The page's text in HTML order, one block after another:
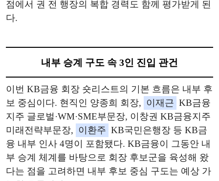
점에서 권 전 행장의 복합 경력도 함께 평가받게 된
다.
내부 승계 구도 속 3인 진입 관건
이번 KB금융 회장 숏리스트의 기본 흐름은 내부 후
보 중심이다. 현직인 양종희 회장, 이재근 KB금융
지주 글로벌·WM·SME부문장, 이창권 KB금융지주
미래전략부문장, 이환주 KB국민은행장 등 KB금
융 내부 인사 4명이 포함됐다. KB금융이 그동안 내
부 승계 체계를 바탕으로 회장 후보군을 육성해 왔
다는 점을 고려하면 내부 후보 중심 구도는 예상 가